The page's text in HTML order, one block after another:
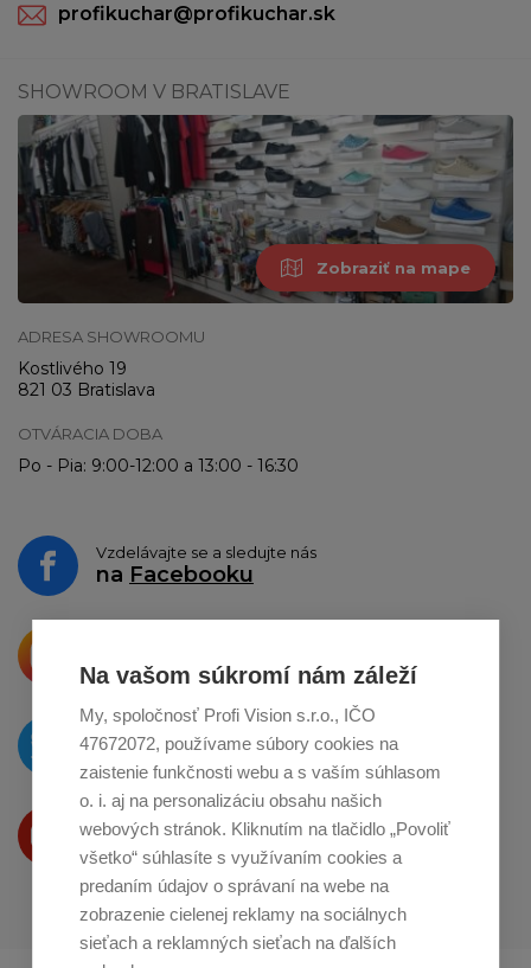
Na vašom súkromí nám záleží
My, spoločnosť Profi Vision s.r.o., IČO
47672072, používame súbory cookies na
zaistenie funkčnosti webu a s vaším súhlasom
o. i. aj na personalizáciu obsahu našich
webových stránok. Kliknutím na tlačidlo „Povoliť
všetko“ súhlasíte s využívaním cookies a
predaním údajov o správaní na webe na
zobrazenie cielenej reklamy na sociálnych
sieťach a reklamných sieťach na ďalších
profikuchar@profikuchar.sk
SHOWROOM V BRATISLAVE
Zobraziť na mape
ADRESA SHOWROOMU
Kostlivého 19
821 03 Bratislava
OTVÁRACIA DOBA
Po - Pia: 9:00-12:00 a 13:00 - 16:30
Vzdelávajte se a sledujte nás
na Facebooku
o zdieľanie naInstagrame
O novinkách píšeme
naTwitteri
Produkty Vám predstavujeme
na Youtube